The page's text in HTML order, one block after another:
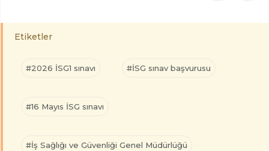
Etiketler
#2026 İSG1 sınavı #İSG sınav başvurusu
#16 Mayıs İSG sınavı
#İş Sağlığı ve Güvenliği Genel Müdürlüğü